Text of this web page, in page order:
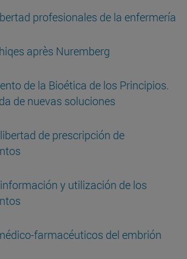
profesionales de la enfermería
après Nuremberg
de la Bioética de los Principios.
de nuevas soluciones
de prescripción de
y utilización de los
farmacéuticos del embrión